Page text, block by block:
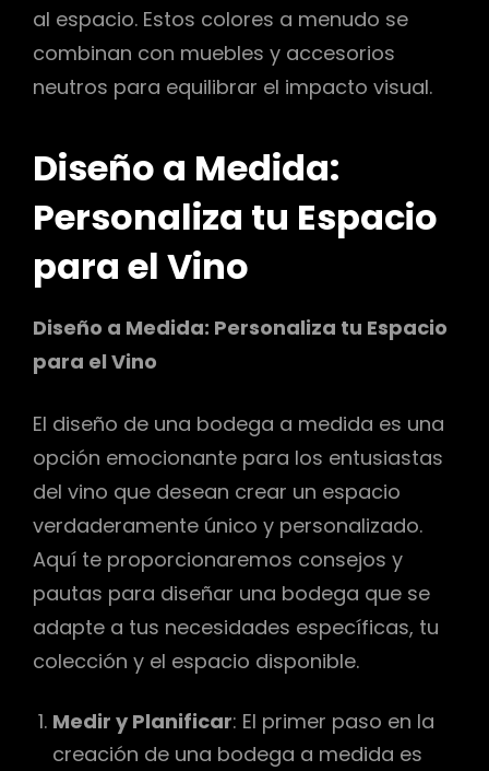
al espacio. Estos colores a menudo se
combinan con muebles y accesorios
neutros para equilibrar el impacto visual.
Diseño a Medida:
Personaliza tu Espacio
para el Vino
Diseño a Medida: Personaliza tu Espacio
para el Vino
El diseño de una bodega a medida es una
opción emocionante para los entusiastas
del vino que desean crear un espacio
verdaderamente único y personalizado.
Aquí te proporcionaremos consejos y
pautas para diseñar una bodega que se
adapte a tus necesidades específicas, tu
colección y el espacio disponible.
Medir y Planificar: El primer paso en la
creación de una bodega a medida es